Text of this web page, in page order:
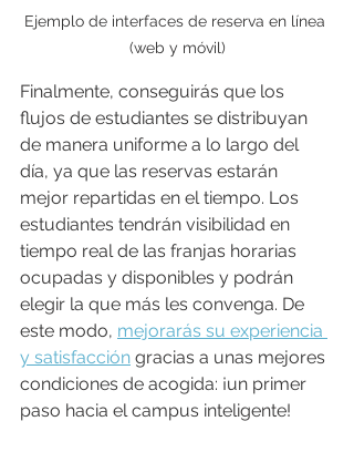
Ejemplo de interfaces de reserva en línea
(web y móvil)
Finalmente, conseguirás que los
flujos de estudiantes se distribuyan
de manera uniforme a lo largo del
día, ya que las reservas estarán
mejor repartidas en el tiempo. Los
estudiantes tendrán visibilidad en
tiempo real de las franjas horarias
ocupadas y disponibles y podrán
elegir la que más les convenga. De
este modo, mejorarás su experiencia
y satisfacción gracias a unas mejores
condiciones de acogida: ¡un primer
paso hacia el campus inteligente!